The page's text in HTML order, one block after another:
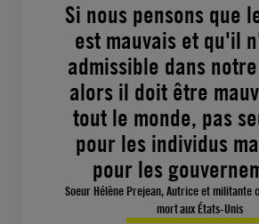
Si nous pensons que
est mauvais et qu'il
admissible dans
alors il doit être
tout le monde, pas
pour les individus
pour les
Soeur Hélène Prejean, Autrice et militante
mort aux États-Unis